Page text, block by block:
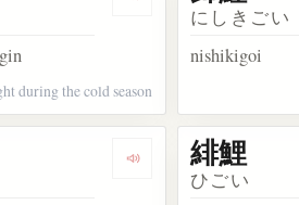
Dengarkan kosakata 寒鯉
during the cold season
にしきごい
nishikigoi
Dengarkan kosakata 真鯉
緋鯉
ひごい